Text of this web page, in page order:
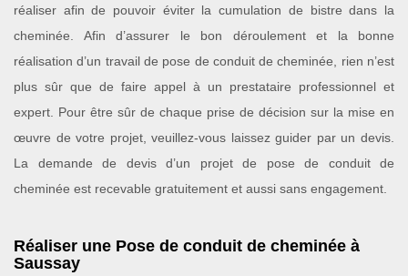
réaliser afin de pouvoir éviter la cumulation de bistre dans la
cheminée. Afin d’assurer le bon déroulement et la bonne
réalisation d’un travail de pose de conduit de cheminée, rien n’est
plus sûr que de faire appel à un prestataire professionnel et
expert. Pour être sûr de chaque prise de décision sur la mise en
œuvre de votre projet, veuillez-vous laissez guider par un devis.
La demande de devis d’un projet de pose de conduit de
cheminée est recevable gratuitement et aussi sans engagement.
Réaliser une Pose de conduit de cheminée à
Saussay